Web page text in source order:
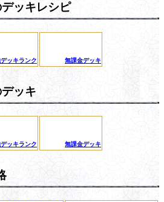
ッキレシピ
ッキランク 無課金デッキ
ッキ
ッキランク 無課金デッキ